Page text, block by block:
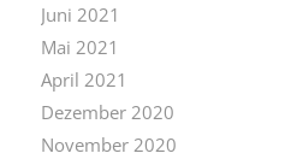
Juni 2021
Mai 2021
April 2021
Dezember 2020
November 2020